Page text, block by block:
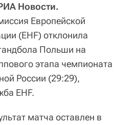
Новости.
Европейской
(EHF) отклонила
Польши на
этапа чемпионата
России (29:29),
EHF.
матча оставлен в